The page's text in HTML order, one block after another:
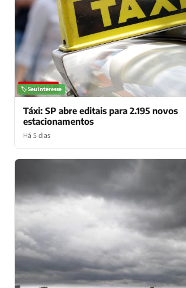
NOTÍCIAS
🏷️ Seu interesse
Táxi: SP abre editais para 2.195 novos
estacionamentos
Há 5 dias